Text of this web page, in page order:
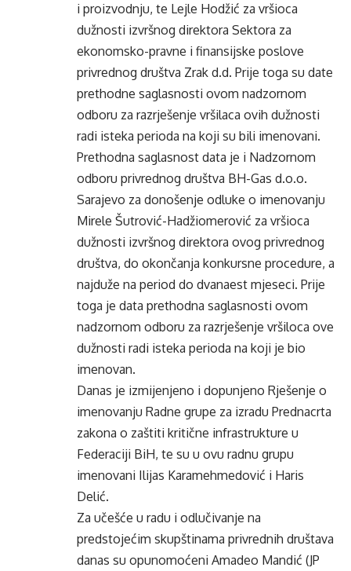
i proizvodnju, te Lejle Hodžić za vršioca
dužnosti izvršnog direktora Sektora za
ekonomsko-pravne i finansijske poslove
privrednog društva Zrak d.d. Prije toga su date
prethodne saglasnosti ovom nadzornom
odboru za razrješenje vršilaca ovih dužnosti
radi isteka perioda na koji su bili imenovani.
Prethodna saglasnost data je i Nadzornom
odboru privrednog društva BH-Gas d.o.o.
Sarajevo za donošenje odluke o imenovanju
Mirele Šutrović-Hadžiomerović za vršioca
dužnosti izvršnog direktora ovog privrednog
društva, do okončanja konkursne procedure, a
najduže na period do dvanaest mjeseci. Prije
toga je data prethodna saglasnosti ovom
nadzornom odboru za razrješenje vršiloca ove
dužnosti radi isteka perioda na koji je bio
imenovan.
Danas je izmijenjeno i dopunjeno Rješenje o
imenovanju Radne grupe za izradu Prednacrta
zakona o zaštiti kritične infrastrukture u
Federaciji BiH, te su u ovu radnu grupu
imenovani Ilijas Karamehmedović i Haris
Delić.
Za učešće u radu i odlučivanje na
predstojećim skupštinama privrednih društava
danas su opunomoćeni Amadeo Mandić (JP